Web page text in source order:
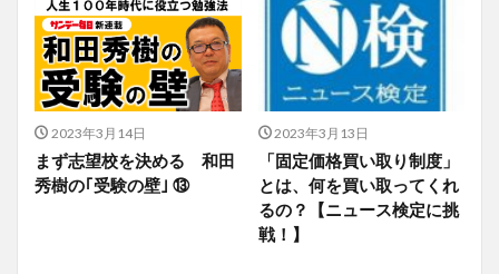
2023年3月14日
まず志望校を決める 和田
秀樹の｢受験の壁｣ ⑬
2023年3月13日
「固定価格買い取り制度」
とは、何を買い取ってくれ
るの？【ニュース検定に挑
戦！】